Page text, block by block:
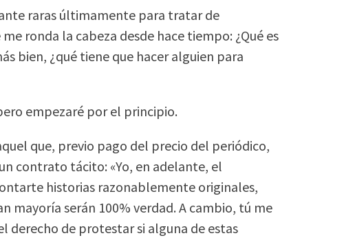
raras últimamente para tratar de
ronda la cabeza desde hace tiempo: ¿Qué es
bien, ¿qué tiene que hacer alguien para
empezaré por el principio.
que, previo pago del precio del periódico,
contrato tácito: «Yo, en adelante, el
historias razonablemente originales,
mayoría serán 100% verdad. A cambio, tú me
derecho de protestar si alguna de estas